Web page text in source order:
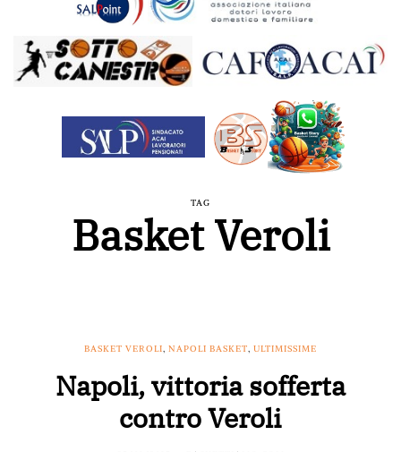
TAG
Basket Veroli
BASKET VEROLI, NAPOLI BASKET, ULTIMISSIME
Napoli, vittoria sofferta
contro Veroli